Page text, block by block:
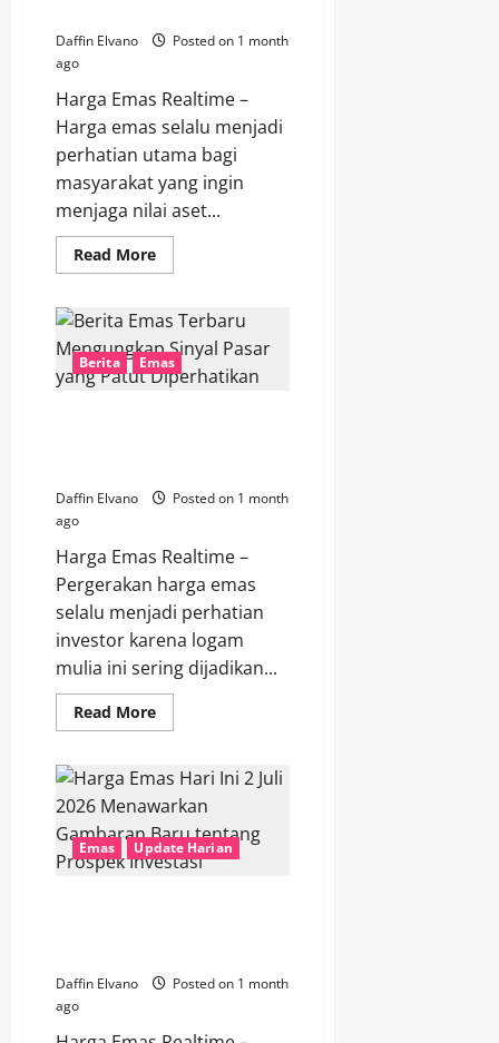
Daffin Elvano
Posted on 1 month
ago
Harga Emas Realtime –
Harga emas selalu menjadi
perhatian utama bagi
masyarakat yang ingin
menjaga nilai aset...
Read MoreRead
more
Emas
Hari
Ini
Menjadi
Acuan
Penting
Berita Emas
Daffin Elvano
Posted on 1 month
ago
Harga Emas Realtime –
Pergerakan harga emas
selalu menjadi perhatian
investor karena logam
mulia ini sering dijadikan...
Read MoreRead
more
Emas
Terbaru
Mengungkap
Sinyal
Pasar
yang
Patut
Emas Update Harian
Daffin Elvano
Posted on 1 month
ago